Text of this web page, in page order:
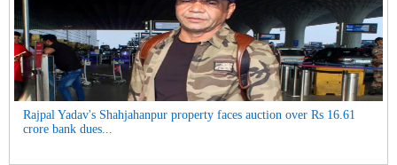
Rajpal Yadav's Shahjahanpur property faces auction over Rs 16.61
crore bank dues...